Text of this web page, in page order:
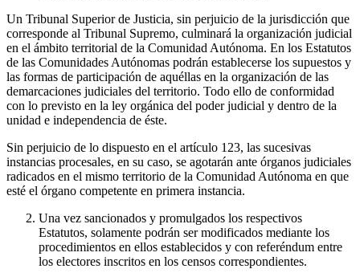
Un Tribunal Superior de Justicia, sin perjuicio de la jurisdicción que
corresponde al Tribunal Supremo, culminará la organización judicial
en el ámbito territorial de la Comunidad Autónoma. En los Estatutos
de las Comunidades Autónomas podrán establecerse los supuestos y
las formas de participación de aquéllas en la organización de las
demarcaciones judiciales del territorio. Todo ello de conformidad
con lo previsto en la ley orgánica del poder judicial y dentro de la
unidad e independencia de éste.
Sin perjuicio de lo dispuesto en el artículo 123, las sucesivas
instancias procesales, en su caso, se agotarán ante órganos judiciales
radicados en el mismo territorio de la Comunidad Autónoma en que
esté el órgano competente en primera instancia.
Una vez sancionados y promulgados los respectivos
Estatutos, solamente podrán ser modificados mediante los
procedimientos en ellos establecidos y con referéndum entre
los electores inscritos en los censos correspondientes.